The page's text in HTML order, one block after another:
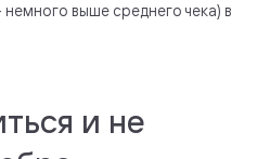
немного выше среднего чека) в
и не